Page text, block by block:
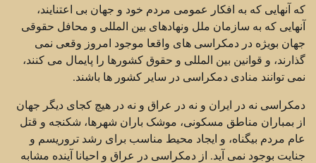
که آنهایی که به افکار عمومی مردم خود و جهان بی اعتنایند،
آنهایی که به سازمان ملل ونهادهای بین المللی و محافل حقوقی
جهان بویژه در دمکراسی های واقعا موجود امروز وقعی نمی
گذارند، و قوانین بین المللی و حقوق کشورها را پایمال می کنند،
نمی توانند منادی دمکراسی در سایر کشور ها باشند.
دمکراسی نه در ایران و نه در عراق و نه در هیچ کجای دیگر جهان
از بمباران مناطق مسکونی، موشک باران شهرها، شکنجه و قتل
عام مردم بیگناه، و ایجاد محیط مناسب برای رشد تروریسم و
جنایت بوجود نمی آید. از دمکراسی در عراق و احیانا آینده مشابه